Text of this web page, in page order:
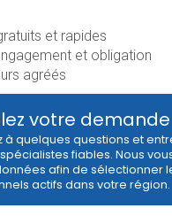
et rapides
et obligation
agréés
votre demande
à quelques questions et
fiables. Nous
afin de sélectionner
actifs dans votre région.